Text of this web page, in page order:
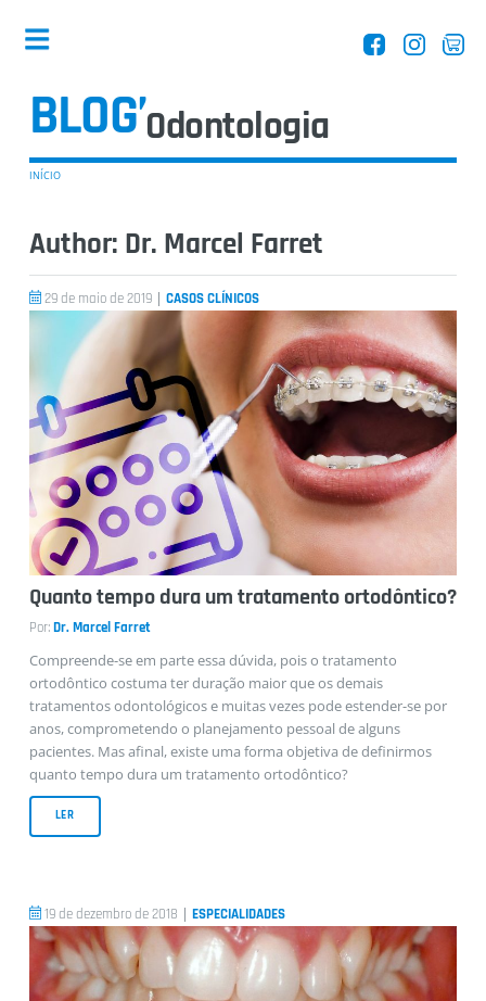
BLOG’Dentistas
Equipamentos
Entrevistas
Casos Clínicos
INÍCIO
Author: Dr. Marcel Farret
29 de maio de 2019 |CASOS CLÍNICOS
Quanto tempo dura um tratamento ortodôntico?
Por:Dr. Marcel Farret
Compreende-se em parte essa dúvida, pois o tratamento
ortodôntico costuma ter duração maior que os demais
tratamentos odontológicos e muitas vezes pode estender-se por
anos, comprometendo o planejamento pessoal de alguns
pacientes. Mas afinal, existe uma forma objetiva de definirmos
quanto tempo dura um tratamento ortodôntico?
LER
19 de dezembro de 2018 |ESPECIALIDADES